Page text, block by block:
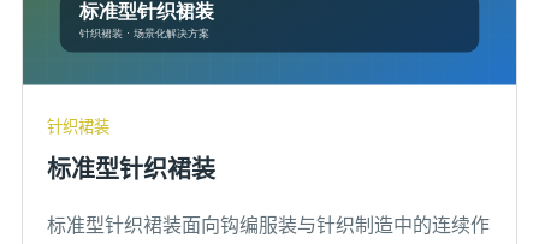
针织裙装
标准型针织裙装
标准型针织裙装面向钩编服装与针织制造中的连续作